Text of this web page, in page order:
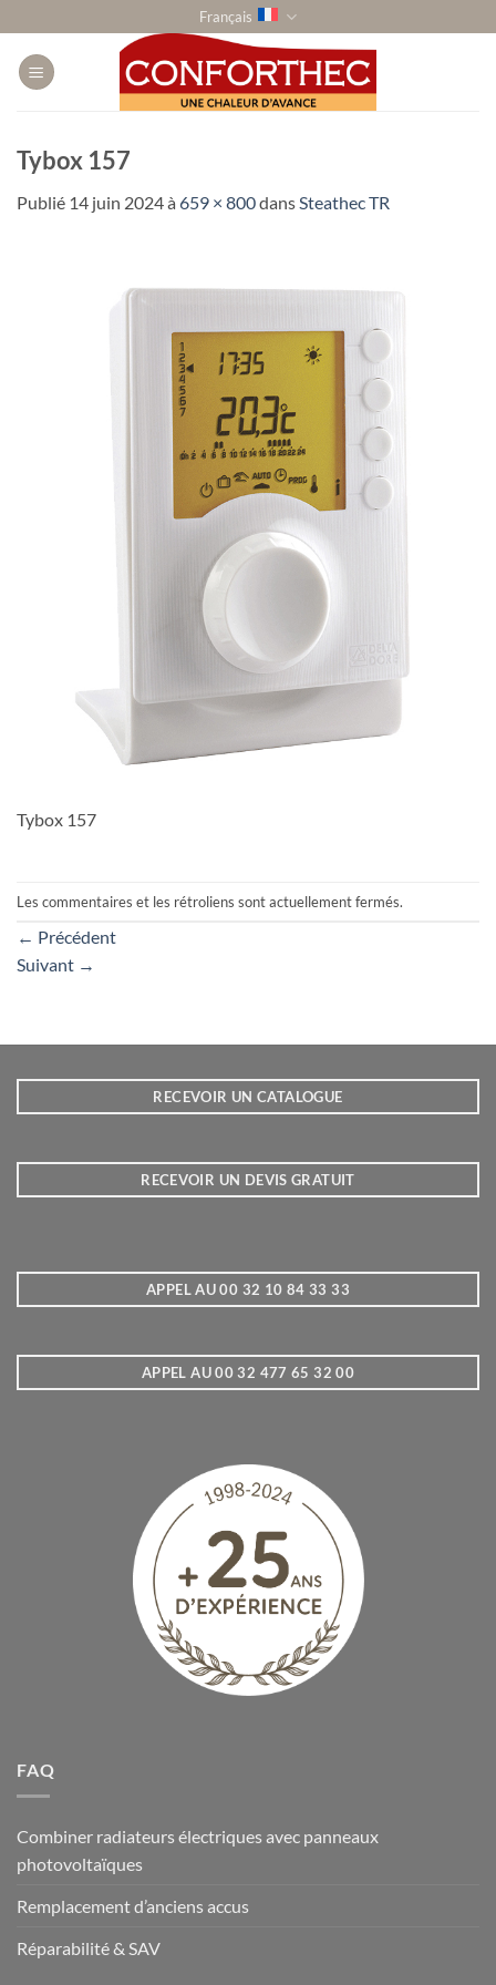
au
contenu
Français
Tybox 157
Publié 14 juin 2024à 659 × 800dansSteathec TR
Tybox 157
Les commentaires et les rétroliens sont actuellement fermés.
← Précédent
Suivant →
RECEVOIR UN CATALOGUE
RECEVOIR UN DEVIS GRATUIT
APPEL AU 00 32 10 84 33 33
APPEL AU 00 32 477 65 32 00
FAQ
Combiner radiateurs électriques avec panneaux
photovoltaïques
Remplacement d’anciens accus
Réparabilité & SAV